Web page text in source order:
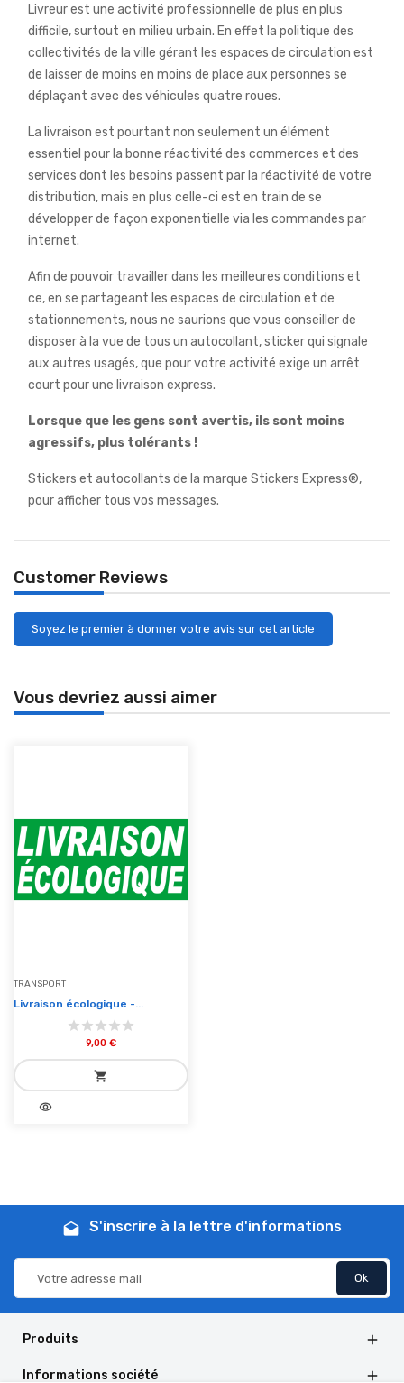
Livreur est une activité professionnelle de plus en plus
difficile, surtout en milieu urbain. En effet la politique des
collectivités de la ville gérant les espaces de circulation est
de laisser de moins en moins de place aux personnes se
déplaçant avec des véhicules quatre roues.
La livraison est pourtant non seulement un élément
essentiel pour la bonne réactivité des commerces et des
services dont les besoins passent par la réactivité de votre
distribution, mais en plus celle-ci est en train de se
développer de façon exponentielle via les commandes par
internet.
Afin de pouvoir travailler dans les meilleures conditions et
ce, en se partageant les espaces de circulation et de
stationnements, nous ne saurions que vous conseiller de
disposer à la vue de tous un autocollant, sticker qui signale
aux autres usagés, que pour votre activité exige un arrêt
court pour une livraison express.
Lorsque que les gens sont avertis, ils sont moins
agressifs, plus tolérants !
Stickers et autocollants de la marque Stickers Express®,
pour afficher tous vos messages.
Customer Reviews
Soyez le premier à donner votre avis sur cet article
Vous devriez aussi aimer
TRANSPORT
Livraison écologique -...
9,00 €
shopping_cart
add_shopping_cartvisibility
drafts S'inscrire à la lettre d'informations
Produits 
Informations société 